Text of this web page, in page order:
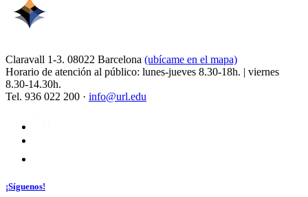
Claravall 1-3. 08022 Barcelona (ubícame en el mapa)
Horario de atención al público: lunes-jueves 8.30-18h. | viernes
8.30-14.30h.
Tel. 936 022 200 · info@url.edu
¡Síguenos!